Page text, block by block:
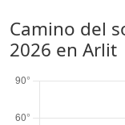
Camino del
2026 en Arlit